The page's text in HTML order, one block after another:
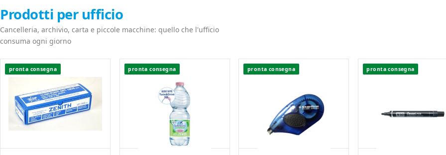
Prodotti per ufficio
Cancelleria, archivio, carta e piccole macchine: quello che l'ufficio
consuma ogni giorno
pronta consegna pronta consegna pronta consegna pronta consegna